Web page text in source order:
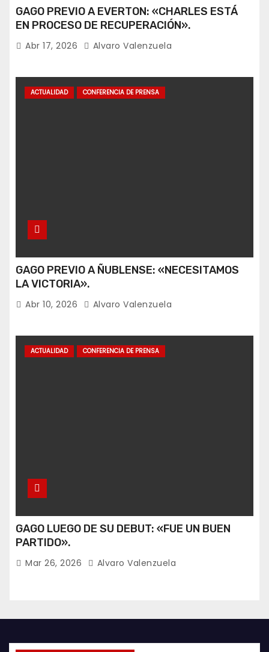
GAGO PREVIO A EVERTON: «CHARLES ESTÁ
EN PROCESO DE RECUPERACIÓN».
Abr 17, 2026 Alvaro Valenzuela
ACTUALIDAD CONFERENCIA DE PRENSA
GAGO PREVIO A ÑUBLENSE: «NECESITAMOS
LA VICTORIA».
Abr 10, 2026 Alvaro Valenzuela
ACTUALIDAD CONFERENCIA DE PRENSA
GAGO LUEGO DE SU DEBUT: «FUE UN BUEN
PARTIDO».
Mar 26, 2026 Alvaro Valenzuela